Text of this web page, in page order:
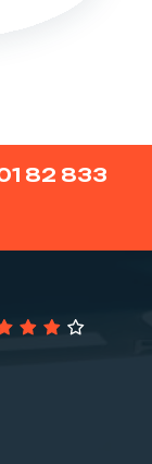
82 833